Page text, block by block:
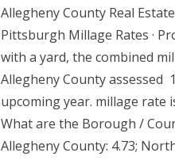
Allegheny County Real
Pittsburgh Millage Rates ·
with a yard, the combined
Allegheny County assessed
upcoming year. millage rate
What are the Borough /
Allegheny County: 4.73;